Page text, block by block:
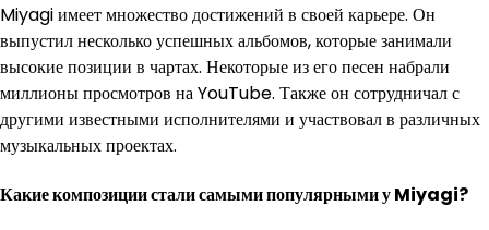
Miyagi имеет множество достижений в своей карьере. Он
выпустил несколько успешных альбомов, которые занимали
высокие позиции в чартах. Некоторые из его песен набрали
миллионы просмотров на YouTube. Также он сотрудничал с
другими известными исполнителями и участвовал в различных
музыкальных проектах.
Какие композиции стали самыми популярными у Miyagi?